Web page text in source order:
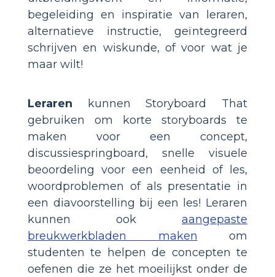
begeleiding en inspiratie van leraren,
alternatieve instructie, geïntegreerd
schrijven en wiskunde, of voor wat je
maar wilt!
Leraren kunnen Storyboard That
gebruiken om korte storyboards te
maken voor een concept,
discussiespringboard, snelle visuele
beoordeling voor een eenheid of les,
woordproblemen of als presentatie in
een diavoorstelling bij een les! Leraren
kunnen ook aangepaste
breukwerkbladen maken om
studenten te helpen de concepten te
oefenen die ze het moeilijkst onder de